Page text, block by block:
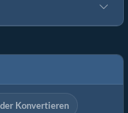
Konvertieren